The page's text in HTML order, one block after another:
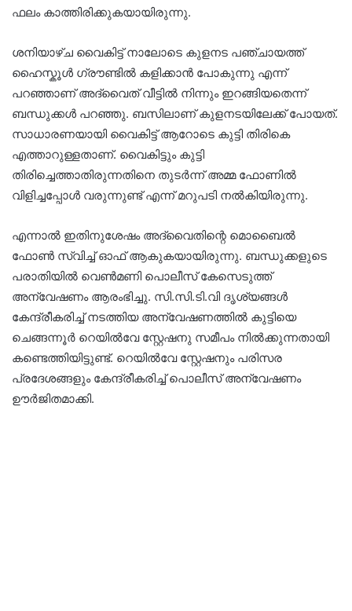
ഫലം കാത്തിരിക്കുകയായിരുന്നു.
ശനിയാഴ്ച വൈകിട്ട് നാലോടെ കുളനട പഞ്ചായത്ത്
ഹൈസ്കൂൾ ഗ്രൗണ്ടിൽ കളിക്കാൻ പോകുന്നു എന്ന്
പറഞ്ഞാണ് അദ്വൈത് വീട്ടിൽ നിന്നും ഇറങ്ങിയതെന്ന്
ബന്ധുക്കൾ പറഞ്ഞു. ബസിലാണ് കുളനടയിലേക്ക് പോയത്.
സാധാരണയായി വൈകിട്ട് ആറോടെ കുട്ടി തിരികെ
എത്താറുള്ളതാണ്. വൈകിട്ടും കുട്ടി
തിരിച്ചെത്താതിരുന്നതിനെ തുടർന്ന് അമ്മ ഫോണിൽ
വിളിച്ചപ്പോൾ വരുന്നുണ്ട് എന്ന് മറുപടി നൽകിയിരുന്നു.
എന്നാൽ ഇതിനുശേഷം അദ്വൈതിന്റെ മൊബൈൽ
ഫോൺ സ്വിച്ച് ഓഫ് ആകുകയായിരുന്നു. ബന്ധുക്കളുടെ
പരാതിയിൽ വെൺമണി പൊലീസ് കേസെടുത്ത്
അന്വേഷണം ആരംഭിച്ചു. സി.സി.ടി.വി ദൃശ്യങ്ങൾ
കേന്ദ്രീകരിച്ച് നടത്തിയ അന്വേഷണത്തിൽ കുട്ടിയെ
ചെങ്ങന്നൂർ റെയിൽവേ സ്റ്റേഷനു സമീപം നിൽക്കുന്നതായി
കണ്ടെത്തിയിട്ടുണ്ട്. റെയിൽവേ സ്റ്റേഷനും പരിസര
പ്രദേശങ്ങളും കേന്ദ്രീകരിച്ച് പൊലീസ് അന്വേഷണം
ഊർജിതമാക്കി.